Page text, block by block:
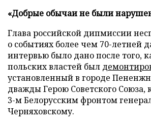
«Добрые обычаи не были
Глава российской дипмиссии
о событиях более чем 70-летней
интервью было дано после того,
польских властей был
установленный в городе
дважды Герою Советского
3-м Белорусским фронтом
Черняховскому.